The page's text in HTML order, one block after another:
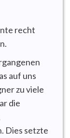
recht
auf uns
zu viele
die
Dies setzte